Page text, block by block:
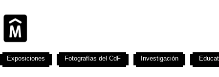
Exposiciones Fotografías del CdF Investigación